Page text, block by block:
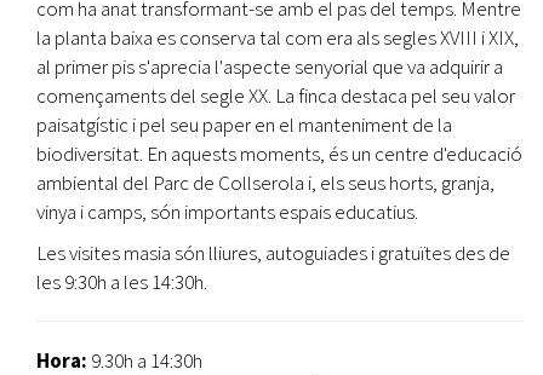
com ha anat transformant-se amb el pas del temps. Mentre
la planta baixa es conserva tal com era als segles XVIII i XIX,
al primer pis s'aprecia l'aspecte senyorial que va adquirir a
començaments del segle XX. La finca destaca pel seu valor
paisatgístic i pel seu paper en el manteniment de la
biodiversitat. En aquests moments, és un centre d'educació
ambiental del Parc de Collserola i, els seus horts, granja,
vinya i camps, són importants espais educatius.
Les visites masia són lliures, autoguiades i gratuïtes des de
les 9:30h a les 14:30h.
Hora: 9.30h a 14:30h